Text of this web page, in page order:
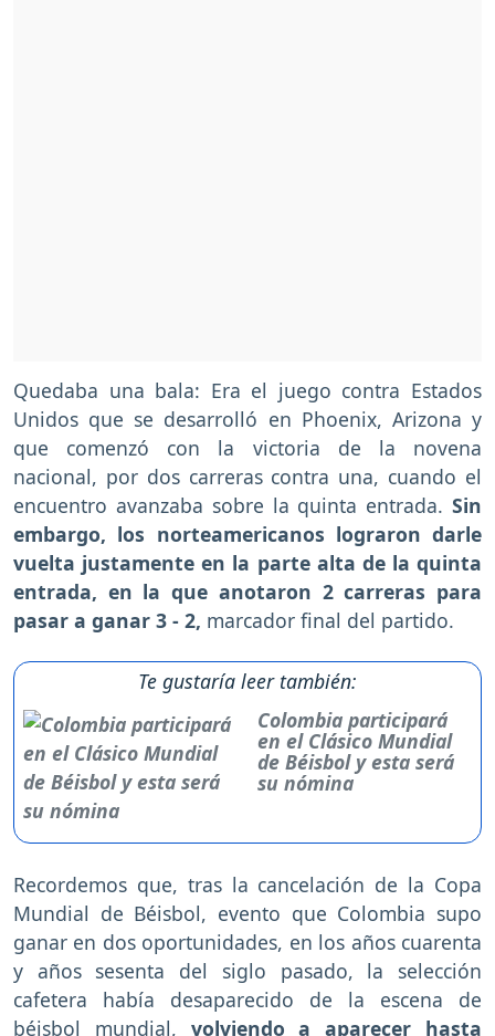
Quedaba una bala: Era el juego contra Estados
Unidos que se desarrolló en Phoenix, Arizona y
que comenzó con la victoria de la novena
nacional, por dos carreras contra una, cuando el
encuentro avanzaba sobre la quinta entrada. Sin
embargo, los norteamericanos lograron darle
vuelta justamente en la parte alta de la quinta
entrada, en la que anotaron 2 carreras para
pasar a ganar 3 - 2, marcador final del partido.
Te gustaría leer también:
Colombia participará
en el Clásico Mundial
de Béisbol y esta será
su nómina
Recordemos que, tras la cancelación de la Copa
Mundial de Béisbol, evento que Colombia supo
ganar en dos oportunidades, en los años cuarenta
y años sesenta del siglo pasado, la selección
cafetera había desaparecido de la escena de
béisbol mundial, volviendo a aparecer hasta